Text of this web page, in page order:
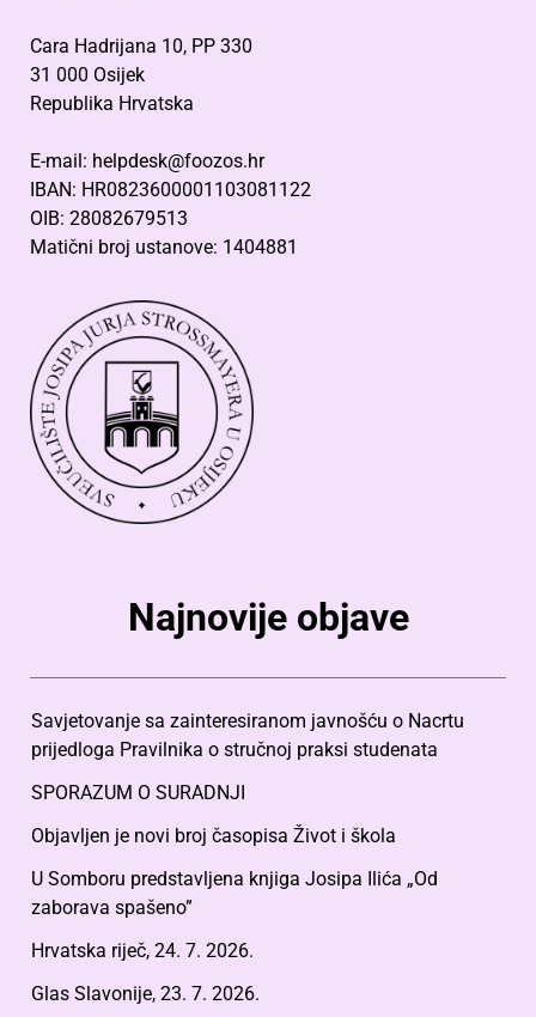
Cara Hadrijana 10, PP 330
31 000 Osijek
Republika Hrvatska
E-mail: helpdesk@foozos.hr
IBAN: HR0823600001103081122
OIB: 28082679513
Matični broj ustanove: 1404881
Najnovije objave
Savjetovanje sa zainteresiranom javnošću o Nacrtu
prijedloga Pravilnika o stručnoj praksi studenata
SPORAZUM O SURADNJI
Objavljen je novi broj časopisa Život i škola
U Somboru predstavljena knjiga Josipa Ilića „Od
zaborava spašeno”
Hrvatska riječ, 24. 7. 2026.
Glas Slavonije, 23. 7. 2026.